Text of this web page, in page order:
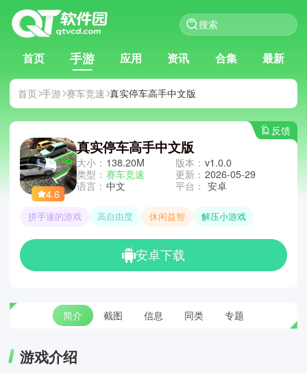
首页 手游 应用 资讯 合集 最新
首页 手游 赛车竞速 真实停车高手中文版
反馈
4.6
真实停车高手中文版
大小： 138.20M
类型： 赛车竞速
语言： 中文
版本： v1.0.0
更新： 2026-05-29
平台： 安卓
拼手速的游戏 高自由度 休闲益智 解压小游戏
安卓下载
简介 截图 信息 同类 专题
游戏介绍